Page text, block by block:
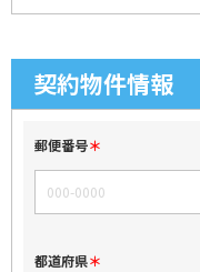
契約物件情報
郵便番号
都道府県